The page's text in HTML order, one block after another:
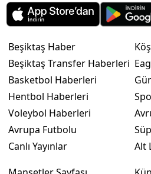
Beşiktaş Haber
Beşiktaş Transfer Haberleri
Basketbol Haberleri
Hentbol Haberleri
Voleybol Haberleri
Avrupa Futbolu
Canlı Yayınlar
Alt